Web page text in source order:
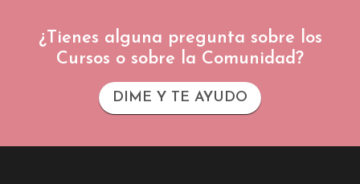
¿Tienes alguna pregunta sobre los
Cursos o sobre la Comunidad?
DIME Y TE AYUDO